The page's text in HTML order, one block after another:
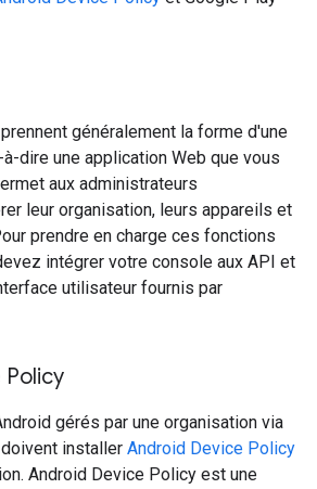
généralement la forme d'une
dire une application Web que vous
aux administrateurs
leur organisation, leurs appareils et
prendre en charge ces fonctions
intégrer votre console aux API et
utilisateur fournis par
gérés par une organisation via
installer Android Device Policy
Android Device Policy est une